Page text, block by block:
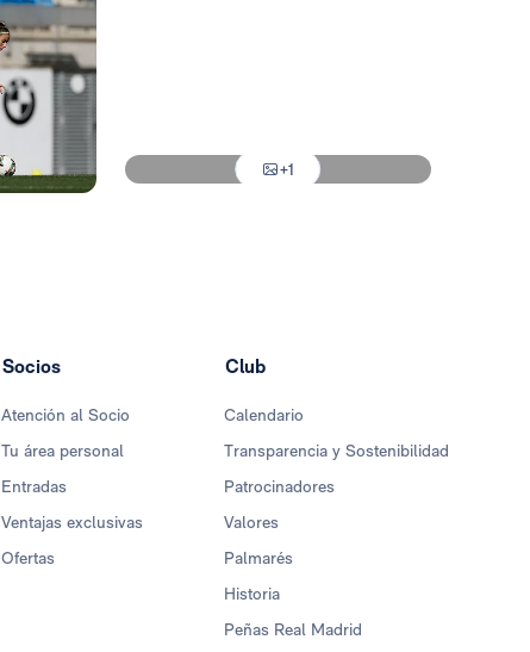
+1
Socios
Atención al Socio
Tu área personal
Entradas
Ventajas exclusivas
Ofertas
Club
Calendario
Transparencia y Sostenibilidad
Patrocinadores
Valores
Palmarés
Historia
Peñas Real Madrid